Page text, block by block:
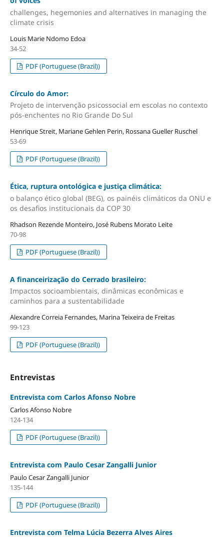
challenges, hegemonies and alternatives in managing the
climate crisis
Louis Marie Ndomo Edoa
34-52
PDF (Portuguese (Brazil))
Círculo do Amor:
Projeto de intervenção psicossocial em escolas no contexto
pós-enchentes no Rio Grande Do Sul
Henrique Streit, Mariane Gehlen Perin, Rossana Gueller Ruschel
53-69
PDF (Portuguese (Brazil))
Ética, ruptura ontológica e justiça climática:
o balanço ético global (BEG), os painéis climáticos da ONU e
os desafios institucionais da COP 30
Rhadson Rezende Monteiro, José Rubens Morato Leite
70-98
PDF (Portuguese (Brazil))
A financeirização do Cerrado brasileiro:
Impactos socioambientais, dinâmicas econômicas e
caminhos para a sustentabilidade
Alexandre Correia Fernandes, Marina Teixeira de Freitas
99-123
PDF (Portuguese (Brazil))
Entrevistas
Entrevista com Carlos Afonso Nobre
Carlos Afonso Nobre
124-134
PDF (Portuguese (Brazil))
Entrevista com Paulo Cesar Zangalli Junior
Paulo Cesar Zangalli Junior
135-144
PDF (Portuguese (Brazil))
Entrevista com Telma Lúcia Bezerra Alves Aires